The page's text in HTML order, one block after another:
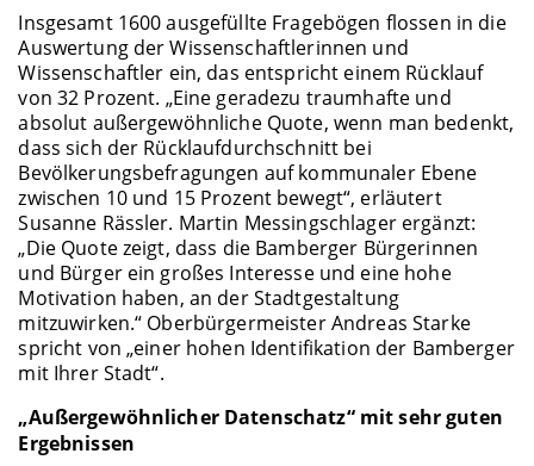
Insgesamt 1600 ausgefüllte Fragebögen flossen in die
Auswertung der Wissenschaftlerinnen und
Wissenschaftler ein, das entspricht einem Rücklauf
von 32 Prozent. „Eine geradezu traumhafte und
absolut außergewöhnliche Quote, wenn man bedenkt,
dass sich der Rücklaufdurchschnitt bei
Bevölkerungsbefragungen auf kommunaler Ebene
zwischen 10 und 15 Prozent bewegt“, erläutert
Susanne Rässler. Martin Messingschlager ergänzt:
„Die Quote zeigt, dass die Bamberger Bürgerinnen
und Bürger ein großes Interesse und eine hohe
Motivation haben, an der Stadtgestaltung
mitzuwirken.“ Oberbürgermeister Andreas Starke
spricht von „einer hohen Identifikation der Bamberger
mit Ihrer Stadt“.
„Außergewöhnlicher Datenschatz“ mit sehr guten
Ergebnissen